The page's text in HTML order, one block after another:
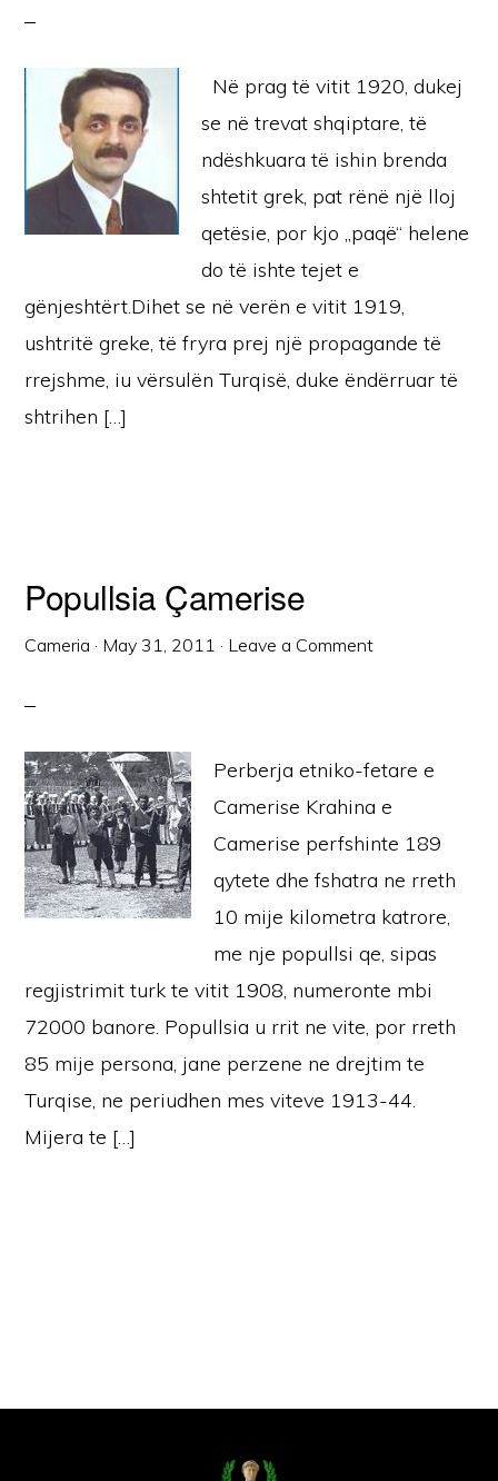
Në prag të vitit 1920, dukej
se në trevat shqiptare, të
ndëshkuara të ishin brenda
shtetit grek, pat rënë një lloj
qetësie, por kjo „paqë“ helene
do të ishte tejet e
gënjeshtërt.Dihet se në verën e vitit 1919,
ushtritë greke, të fryra prej një propagande të
rrejshme, iu vërsulën Turqisë, duke ëndërruar të
shtrihen […]
Popullsia Çamerise
Cameria · May 31, 2011 · Leave a Comment
Perberja etniko-fetare e
Camerise Krahina e
Camerise perfshinte 189
qytete dhe fshatra ne rreth
10 mije kilometra katrore,
me nje popullsi qe, sipas
regjistrimit turk te vitit 1908, numeronte mbi
72000 banore. Popullsia u rrit ne vite, por rreth
85 mije persona, jane perzene ne drejtim te
Turqise, ne periudhen mes viteve 1913-44.
Mijera te […]